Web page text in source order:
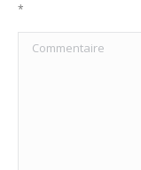
*
Commentaire